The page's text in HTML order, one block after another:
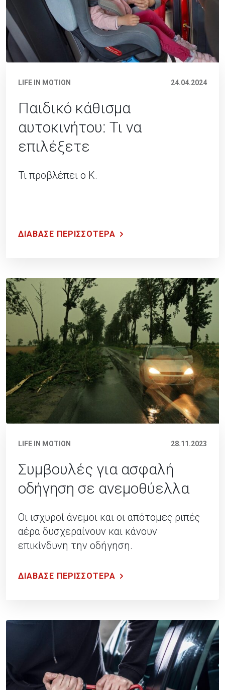
LIFE IN MOTION 24.04.2024
Παιδικό κάθισμα
αυτοκινήτου: Τι να
επιλέξετε
Τι προβλέπει ο Κ.
ΔΙΑΒΑΣΕ ΠΕΡΙΣΣΟΤΕΡΑ
LIFE IN MOTION 28.11.2023
Συμβουλές για ασφαλή
οδήγηση σε ανεμοθύελλα
Οι ισχυροί άνεμοι και οι απότομες ριπές
αέρα δυσχεραίνουν και κάνουν
επικίνδυνη την οδήγηση.
ΔΙΑΒΑΣΕ ΠΕΡΙΣΣΟΤΕΡΑ